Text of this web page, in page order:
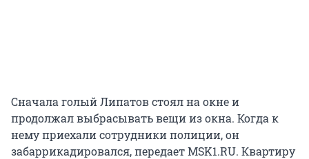
Сначала голый Липатов стоял на окне и
продолжал выбрасывать вещи из окна. Когда к
нему приехали сотрудники полиции, он
забаррикадировался, передает MSK1.RU. Квартиру